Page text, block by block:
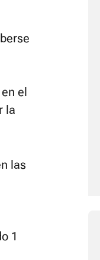
el
la
las
1